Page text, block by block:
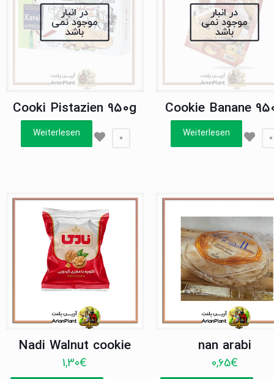
در انبار
موجود نمی
باشد
Cooki Pistazien 950g
Weiterlesen 0
در انبار
موجود نمی
باشد
Cookie Banane
Weiterlesen 0
Nadi Walnut cookie
1,30€
nan arabi
0,65€